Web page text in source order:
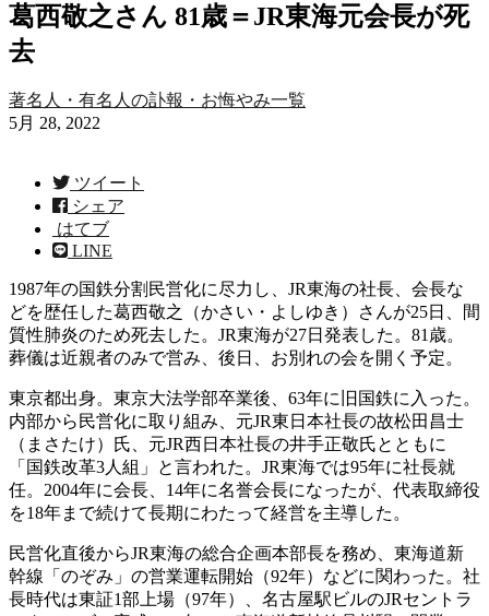
葛西敬之さん 81歳＝JR東海元会長が死
去
著名人・有名人の訃報・お悔やみ一覧
5月 28, 2022
ツイート
シェア
はてブ
LINE
1987年の国鉄分割民営化に尽力し、JR東海の社長、会長な
どを歴任した葛西敬之（かさい・よしゆき）さんが25日、間
質性肺炎のため死去した。JR東海が27日発表した。81歳。
葬儀は近親者のみで営み、後日、お別れの会を開く予定。
東京都出身。東京大法学部卒業後、63年に旧国鉄に入った。
内部から民営化に取り組み、元JR東日本社長の故松田昌士
（まさたけ）氏、元JR西日本社長の井手正敬氏とともに
「国鉄改革3人組」と言われた。JR東海では95年に社長就
任。2004年に会長、14年に名誉会長になったが、代表取締役
を18年まで続けて長期にわたって経営を主導した。
民営化直後からJR東海の総合企画本部長を務め、東海道新
幹線「のぞみ」の営業運転開始（92年）などに関わった。社
長時代は東証1部上場（97年）、名古屋駅ビルのJRセントラ